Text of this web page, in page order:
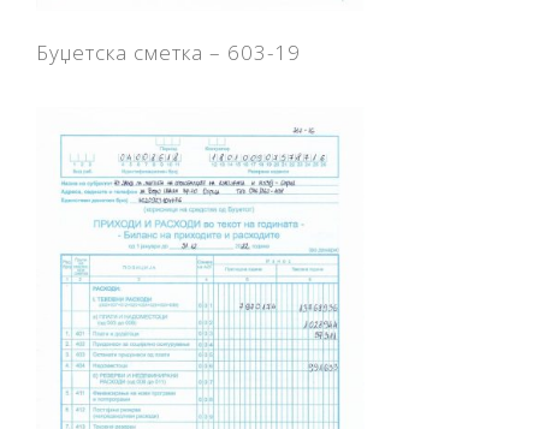
Буџетска сметка – 603-19